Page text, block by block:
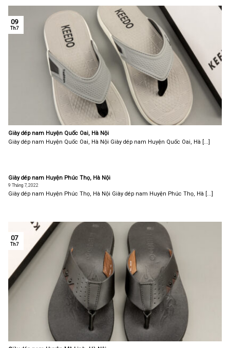
Giày dép nam Huyện Quốc Oai, Hà Nội
Giày dép nam Huyện Quốc Oai, Hà Nội Giày dép nam Huyện Quốc Oai, Hà [...]
09
Th7
Giày dép nam Huyện Phúc Thọ, Hà Nội
9 Tháng 7, 2022
Giày dép nam Huyện Phúc Thọ, Hà Nội Giày dép nam Huyện Phúc Thọ, Hà [...]
07
Th7